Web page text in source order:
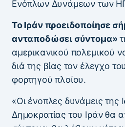
Ενόπλων Δυνάμεων των
Το Ιράν προειδοποίησε
ανταποδώσει σύντομα»
αμερικανικού πολεμικού
διά της βίας τον έλεγχο
φορτηγού πλοίου.
«Οι ένοπλες δυνάμεις της
Δημοκρατίας του Ιράν θα